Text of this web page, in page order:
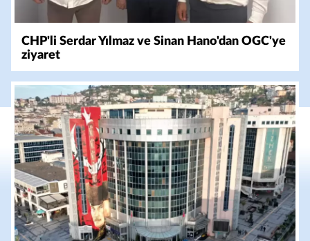
CHP'li Serdar Yılmaz ve Sinan Hano'dan OGC'ye
ziyaret